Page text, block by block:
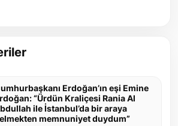
Erdoğan’ın eşi Emine
“Ürdün Kraliçesi Rania Al
ile İstanbul’da bir araya
memnuniyet duydum”